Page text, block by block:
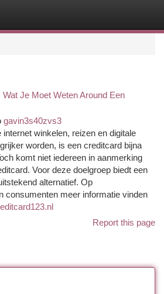
Je Moet Weten Around Een
gavin3s40zvs3
internet winkelen, reizen en digitale
worden, is een creditcard bijna
komt niet iedereen in aanmerking
Voor deze doelgroep biedt een
alternatief. Op
consumenten meer informatie vinden
Report this page